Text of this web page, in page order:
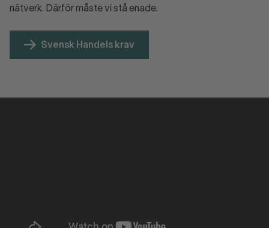
nätverk. Därför måste vi stå enade.
Svensk Handels krav